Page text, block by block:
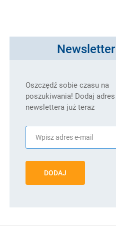
Newsletter
Oszczędź sobie czasu na
poszukiwania! Dodaj
newslettera już teraz
DODAJ